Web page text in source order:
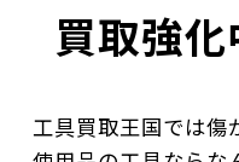
買取強
工具買取王国では傷